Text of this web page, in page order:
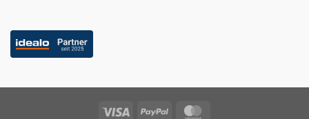
Visa PayPal